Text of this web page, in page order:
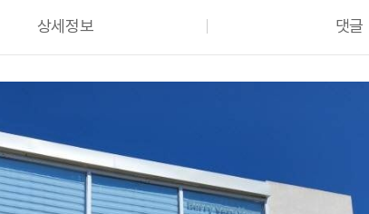
상세정보 댓글